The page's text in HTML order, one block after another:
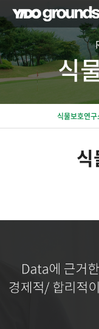
식
식물보호연구